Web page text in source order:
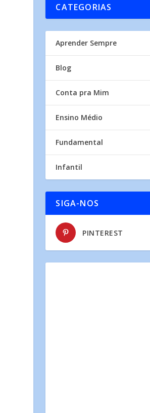
CATEGORIAS
Aprender Sempre
Blog
Conta pra Mim
Ensino Médio
Fundamental
Infantil
SIGA-NOS
PINTEREST